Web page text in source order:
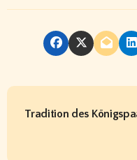
B
Tradition des